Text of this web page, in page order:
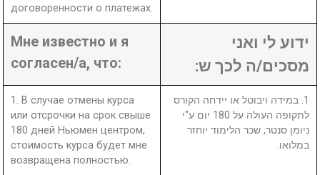
договоренности о платежах.
Мне известно и я
согласен/а, что:
ידוע לי ואני
מסכים/ה לכך ש:
1. В случае отмены курса
или отсрочки на срок свыше
180 дней Ньюмен центром,
стоимость курса будет мне
возвращена полностью.
1. במידה ויבוטל או יידחה הקורס
לתקופה העולה על 180 יום ע"י
ניומן סנטר, שכר הלימוד יוחזר
במלואו.